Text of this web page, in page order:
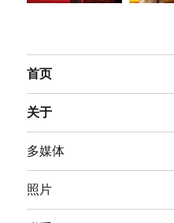
首页
关于
多媒体
照片